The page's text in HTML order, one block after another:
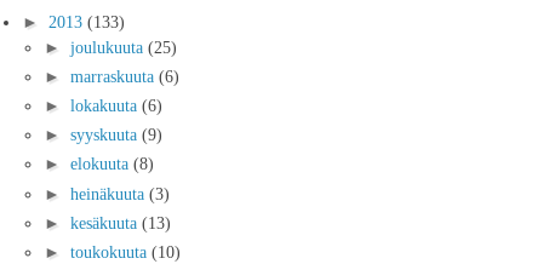
► 2013 (133)
► joulukuuta (25)
► marraskuuta (6)
► lokakuuta (6)
► syyskuuta (9)
► elokuuta (8)
► heinäkuuta (3)
► kesäkuuta (13)
► toukokuuta (10)